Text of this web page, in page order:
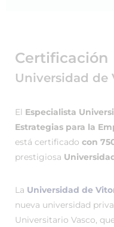
Certificación
Universidad de
El Especialista
Estrategias para la
está certificado con
prestigiosa
La Universidad de
nueva universidad
Universitario Vasco,